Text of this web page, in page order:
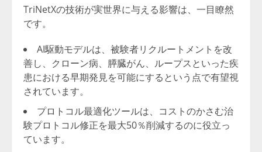
TriNetXの技術が実世界に与える影響は、一目瞭然
です。
AI駆動モデルは、被験者リクルートメントを改
善し、クローン病、膵臓がん、ループスといった疾
患における早期発見を可能にするという点で有望視
されています。
プロトコル最適化ツールは、コストのかさむ治
験プロトコル修正を最大50％削減するのに役立っ
ています。